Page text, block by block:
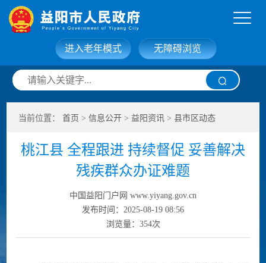
网站首页 走进益阳
信息公开 政务服务
互动交流 政府数据
无障碍浏览
进入老年模式
当前位置：首页 >信息公开 > 益阳资讯 >县市区动态
桃江县 全程跟进 持续督促 妥善解决
残疾群众办证难题
中国益阳门户网 www.yiyang.gov.cn
发布时间：2025-08-19 08:56
浏览量： 354次